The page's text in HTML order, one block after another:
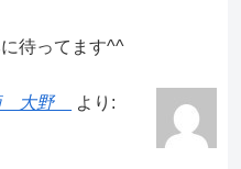
待ってます^^
大野 より: